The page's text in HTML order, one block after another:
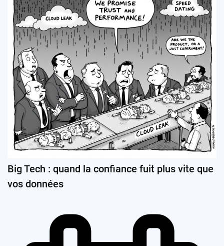
Big Tech : quand la confiance fuit plus vite que
vos données